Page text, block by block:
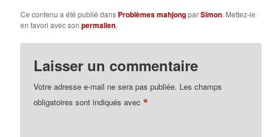
Ce contenu a été publié dans Problèmes mahjongparSimon. Mettez-le
en favori avec sonpermalien.
Laisser un commentaire
Votre adresse e-mail ne sera pas publiée. Les champs
obligatoires sont indiqués avec*